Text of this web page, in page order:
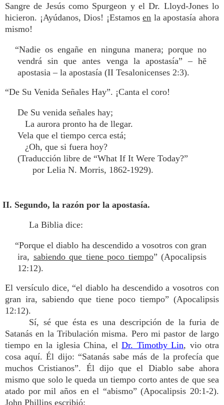
Sangre de Jesús como Spurgeon y el Dr. Lloyd-Jones lo
hicieron. ¡Ayúdanos, Dios! ¡Estamosen la apostasía ahora
mismo!
“Nadie os engañe en ninguna manera; porque no
vendrá sin que antes venga la apostasía” – hē
apostasia – la apostasía (II Tesalonicenses 2:3).
“De Su Venida Señales Hay”. ¡Canta el coro!
De Su venida señales hay;
La aurora pronto ha de llegar.
Vela que el tiempo cerca está;
¿Oh, que si fuera hoy?
(Traducción libre de “What If It Were Today?”
por Lelia N. Morris, 1862-1929).
II. Segundo, la razón por la apostasía.
La Biblia dice:
“Porque el diablo ha descendido a vosotros con gran
ira, sabiendo que tiene poco tiempo” (Apocalipsis
12:12).
El versículo dice, “el diablo ha descendido a vosotros con
gran ira, sabiendo que tiene poco tiempo” (Apocalipsis
12:12).
Sí, sé que ésta es una descripción de la furia de
Satanás en la Tribulación misma. Pero mi pastor de largo
tiempo en la iglesia China, el Dr. Timothy Lin, vio otra
cosa aquí. Él dijo: “Satanás sabe más de la profecía que
muchos Cristianos”. Él dijo que el Diablo sabe ahora
mismo que solo le queda un tiempo corto antes de que sea
atado por mil años en el “abismo” (Apocalipsis 20:1-2).
John Phillips escribió: